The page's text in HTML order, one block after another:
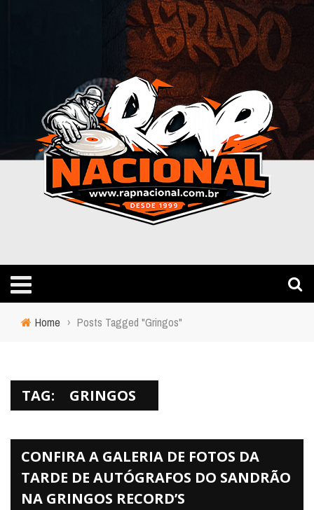
Home › Posts Tagged "Gringos"
TAG: GRINGOS
CONFIRA A GALERIA DE FOTOS DA
TARDE DE AUTÓGRAFOS DO SANDRÃO
NA GRINGOS RECORD’S